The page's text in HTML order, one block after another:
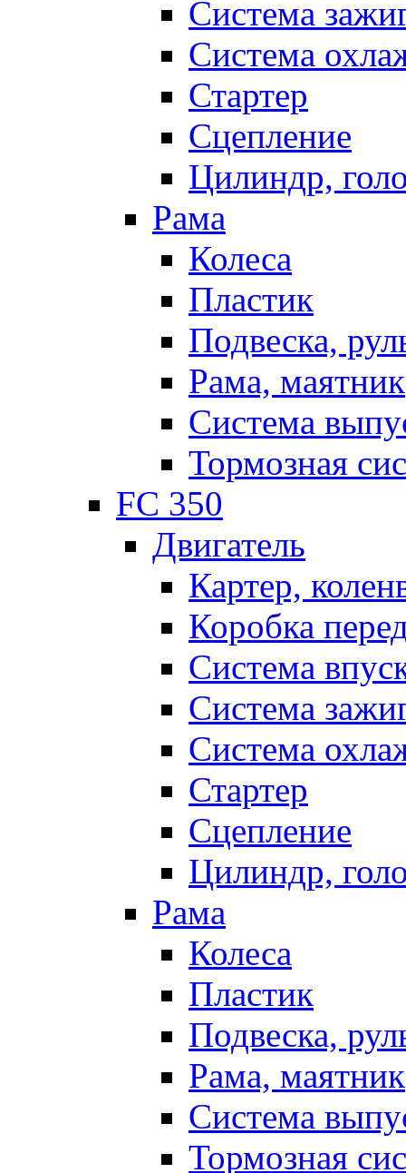
Система
Система
Стартер
Сцепление
Цилиндр,
Рама
Колеса
Пластик
Подвеска,
Рама, маятник
Система
Тормозная
FC 350
Двигатель
Картер,
Коробка
Система
Система
Система
Стартер
Сцепление
Цилиндр,
Рама
Колеса
Пластик
Подвеска,
Рама, маятник
Система
Тормозная